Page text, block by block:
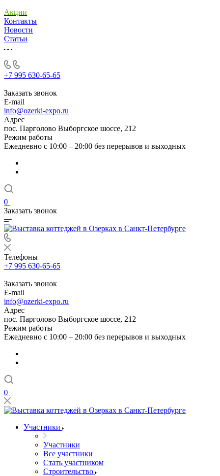
Акции
Контакты
Новости
Статьи
+7 995 630-65-65
Заказать звонок
E-mail
info@ozerki-expo.ru
Адрес
пос. Парголово Выборгское шоссе, 212
Режим работы
Ежедневно с 10:00 – 20:00 без перерывов и выходных
0
Заказать звонок
Телефоны
+7 995 630-65-65
Заказать звонок
E-mail
info@ozerki-expo.ru
Адрес
пос. Парголово Выборгское шоссе, 212
Режим работы
Ежедневно с 10:00 – 20:00 без перерывов и выходных
0
Участники
Участники
Все участники
Стать участником
Строительство